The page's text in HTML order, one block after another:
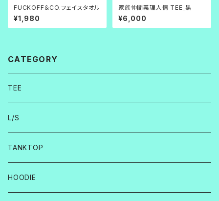
FUCKOFF＆CO.フェイスタオル
¥1,980
家族仲間義理人情 TEE_黒
¥6,000
CATEGORY
TEE
L/S
TANKTOP
HOODIE